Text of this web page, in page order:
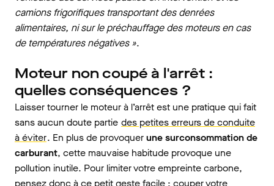
camions frigorifiques transportant des denrées
alimentaires, ni sur le préchauffage des moteurs en cas
de températures négatives ».
Moteur non coupé à l'arrêt :
quelles conséquences ?
Laisser tourner le moteur à l’arrêt est une pratique qui fait
sans aucun doute partie des petites erreurs de conduite
à éviter. En plus de provoquerune surconsommation de
carburant, cette mauvaise habitude provoque une
pollution inutile. Pour limiter votre empreinte carbone,
pensez donc à ce petit geste facile : couper votre